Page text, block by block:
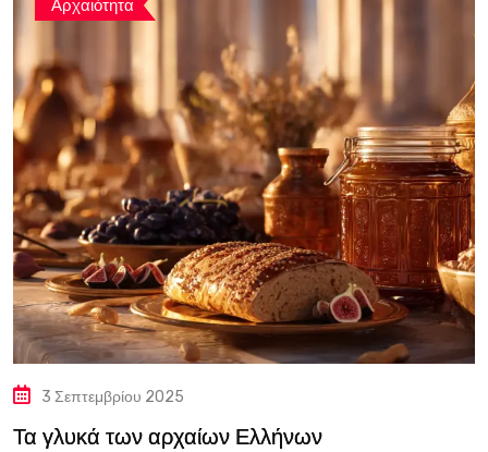
Αρχαιότητα
3 Σεπτεμβρίου 2025
Τα γλυκά των αρχαίων Ελλήνων